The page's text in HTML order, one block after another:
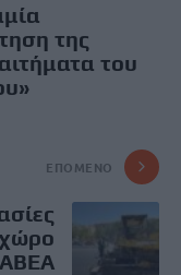
της
του
ΕΠΌΜΕΝΟ